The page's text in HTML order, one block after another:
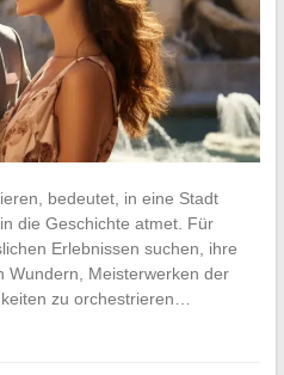
bedeutet, in eine Stadt
die Geschichte atmet. Für
Erlebnissen suchen, ihre
Wundern, Meisterwerken der
zu orchestrieren…